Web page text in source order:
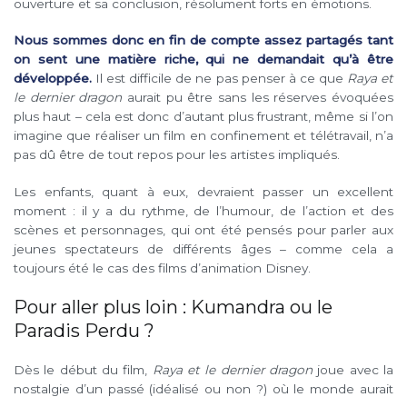
ouverture et sa conclusion, résolument forts en émotions.
Nous sommes donc en fin de compte assez partagés tant
on sent une matière riche, qui ne demandait qu’à être
développée. Il est difficile de ne pas penser à ce que Raya et
le dernier dragon aurait pu être sans les réserves évoquées
plus haut – cela est donc d’autant plus frustrant, même si l’on
imagine que réaliser un film en confinement et télétravail, n’a
pas dû être de tout repos pour les artistes impliqués.
Les enfants, quant à eux, devraient passer un excellent
moment : il y a du rythme, de l’humour, de l’action et des
scènes et personnages, qui ont été pensés pour parler aux
jeunes spectateurs de différents âges – comme cela a
toujours été le cas des films d’animation Disney.
Pour aller plus loin : Kumandra ou le
Paradis Perdu ?
Dès le début du film, Raya et le dernier dragon joue avec la
nostalgie d’un passé (idéalisé ou non ?) où le monde aurait